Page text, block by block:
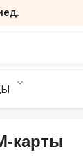
карты